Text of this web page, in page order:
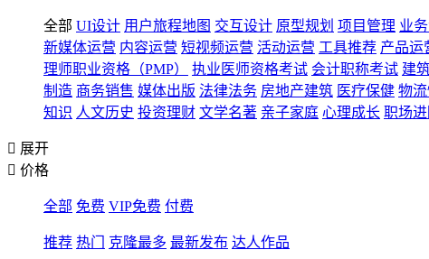
全部 UI设计 用户旅程地图 交互设计 原型规划 项目管理 业
新媒体运营 内容运营 短视频运营 活动运营 工具推荐 产品运
理师职业资格（PMP）
执业医师资格考试 会计职称考试 建
制造 商务销售 媒体出版 法律法务 房地产建筑 医疗保健 物
知识 人文历史 投资理财 文学名著 亲子家庭 心理成长 职场
 展开
 价格
全部 免费 VIP免费 付费
推荐 热门 克隆最多 最新发布 达人作品